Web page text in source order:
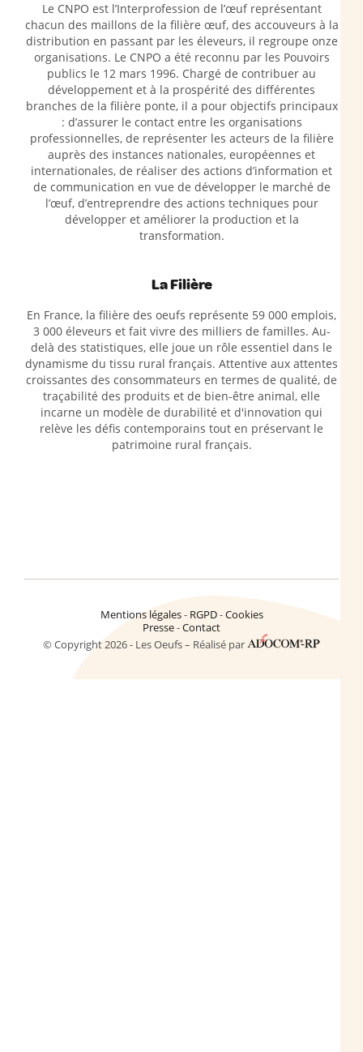
Le CNPO est l’Interprofession de l’œuf représentant
chacun des maillons de la filière œuf, des accouveurs à la
distribution en passant par les éleveurs, il regroupe onze
organisations. Le CNPO a été reconnu par les Pouvoirs
publics le 12 mars 1996. Chargé de contribuer au
développement et à la prospérité des différentes
branches de la filière ponte, il a pour objectifs principaux
: d’assurer le contact entre les organisations
professionnelles, de représenter les acteurs de la filière
auprès des instances nationales, européennes et
internationales, de réaliser des actions d’information et
de communication en vue de développer le marché de
l’œuf, d’entreprendre des actions techniques pour
développer et améliorer la production et la
transformation.
La Filière
En France, la filière des oeufs représente 59 000 emplois,
3 000 éleveurs et fait vivre des milliers de familles. Au-
delà des statistiques, elle joue un rôle essentiel dans le
dynamisme du tissu rural français. Attentive aux attentes
croissantes des consommateurs en termes de qualité, de
traçabilité des produits et de bien-être animal, elle
incarne un modèle de durabilité et d'innovation qui
relève les défis contemporains tout en préservant le
patrimoine rural français.
© Copyright 2026 - Les Oeufs – Réalisé par
Mentions légales RGPD Cookies
Presse Contact